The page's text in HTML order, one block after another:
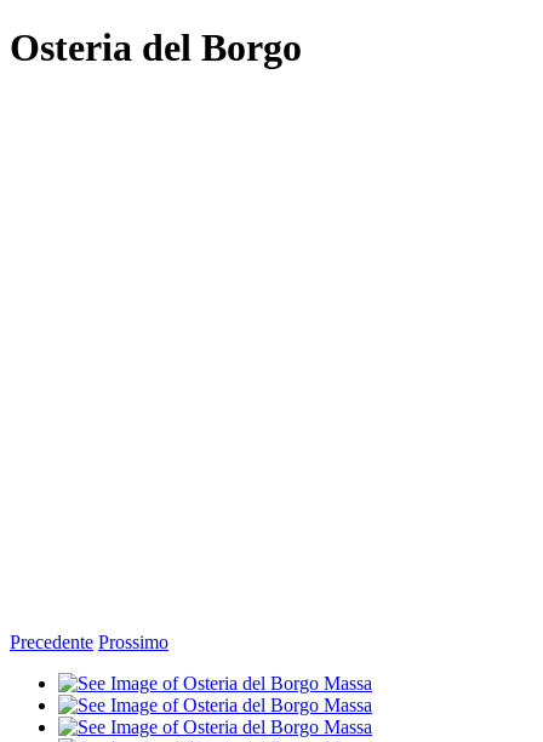
Osteria del Borgo
Precedente Prossimo
Ingrandisci
immagine